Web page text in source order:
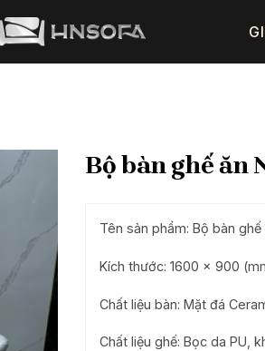
Bộ bàn ghế ăn
Tên sản phẩm: Bộ bàn
Kích thước: 1600 x 900
Chất liệu bàn: Mặt đá
Chất liệu ghế: Bọc da PU,